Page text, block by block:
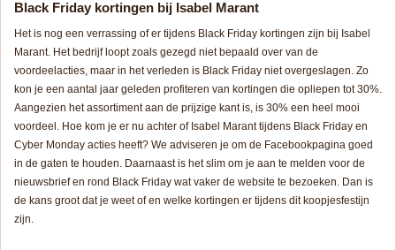
Black Friday kortingen bij Isabel Marant
Het is nog een verrassing of er tijdens Black Friday kortingen zijn bij Isabel
Marant. Het bedrijf loopt zoals gezegd niet bepaald over van de
voordeelacties, maar in het verleden is Black Friday niet overgeslagen. Zo
kon je een aantal jaar geleden profiteren van kortingen die opliepen tot 30%.
Aangezien het assortiment aan de prijzige kant is, is 30% een heel mooi
voordeel. Hoe kom je er nu achter of Isabel Marant tijdens Black Friday en
Cyber Monday acties heeft? We adviseren je om de Facebookpagina goed
in de gaten te houden. Daarnaast is het slim om je aan te melden voor de
nieuwsbrief en rond Black Friday wat vaker de website te bezoeken. Dan is
de kans groot dat je weet of en welke kortingen er tijdens dit koopjesfestijn
zijn.